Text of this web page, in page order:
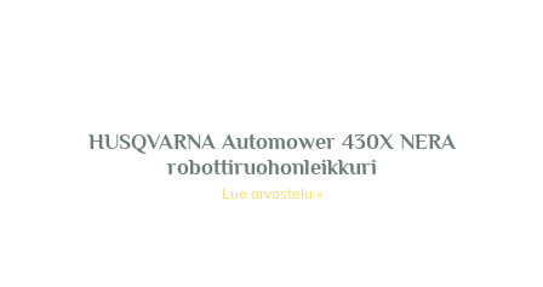
HUSQVARNA Automower 430X NERA
robottiruohonleikkuri
Lue arvostelu »